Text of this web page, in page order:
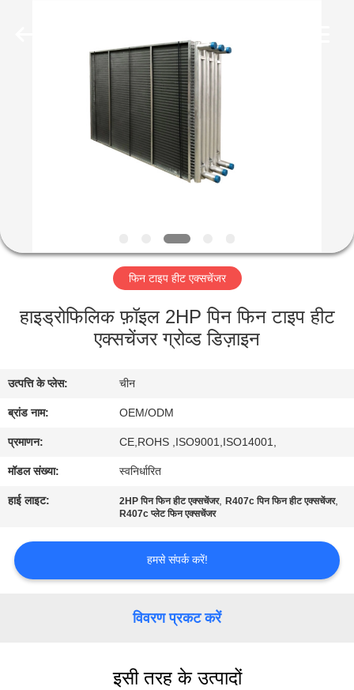
में
भ्रमण
नियंत्रण
संपर्क
करें
मामलों
फिन टाइप हीट एक्सचेंजर
हाइड्रोफिलिक फ़ॉइल 2HP पिन फिन टाइप हीट
एक्सचेंजर ग्रोव्ड डिज़ाइन
उत्पत्ति के प्लेस: चीन
ब्रांड नाम: OEM/ODM
प्रमाणन: CE,ROHS ,ISO9001,ISO14001,
मॉडल संख्या: स्वनिर्धारित
हाई लाइट: 2HP पिन फिन हीट एक्सचेंजर,R407c पिन फिन हीट एक्सचेंजर,
R407c प्लेट फिन एक्सचेंजर
हमसे संपर्क करें!
विवरण प्रकट करें
इसी तरह के उत्पादों